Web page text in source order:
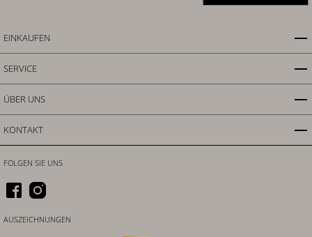
EINKAUFEN
SERVICE
ÜBER UNS
KONTAKT
FOLGEN SIE UNS
AUSZEICHNUNGEN